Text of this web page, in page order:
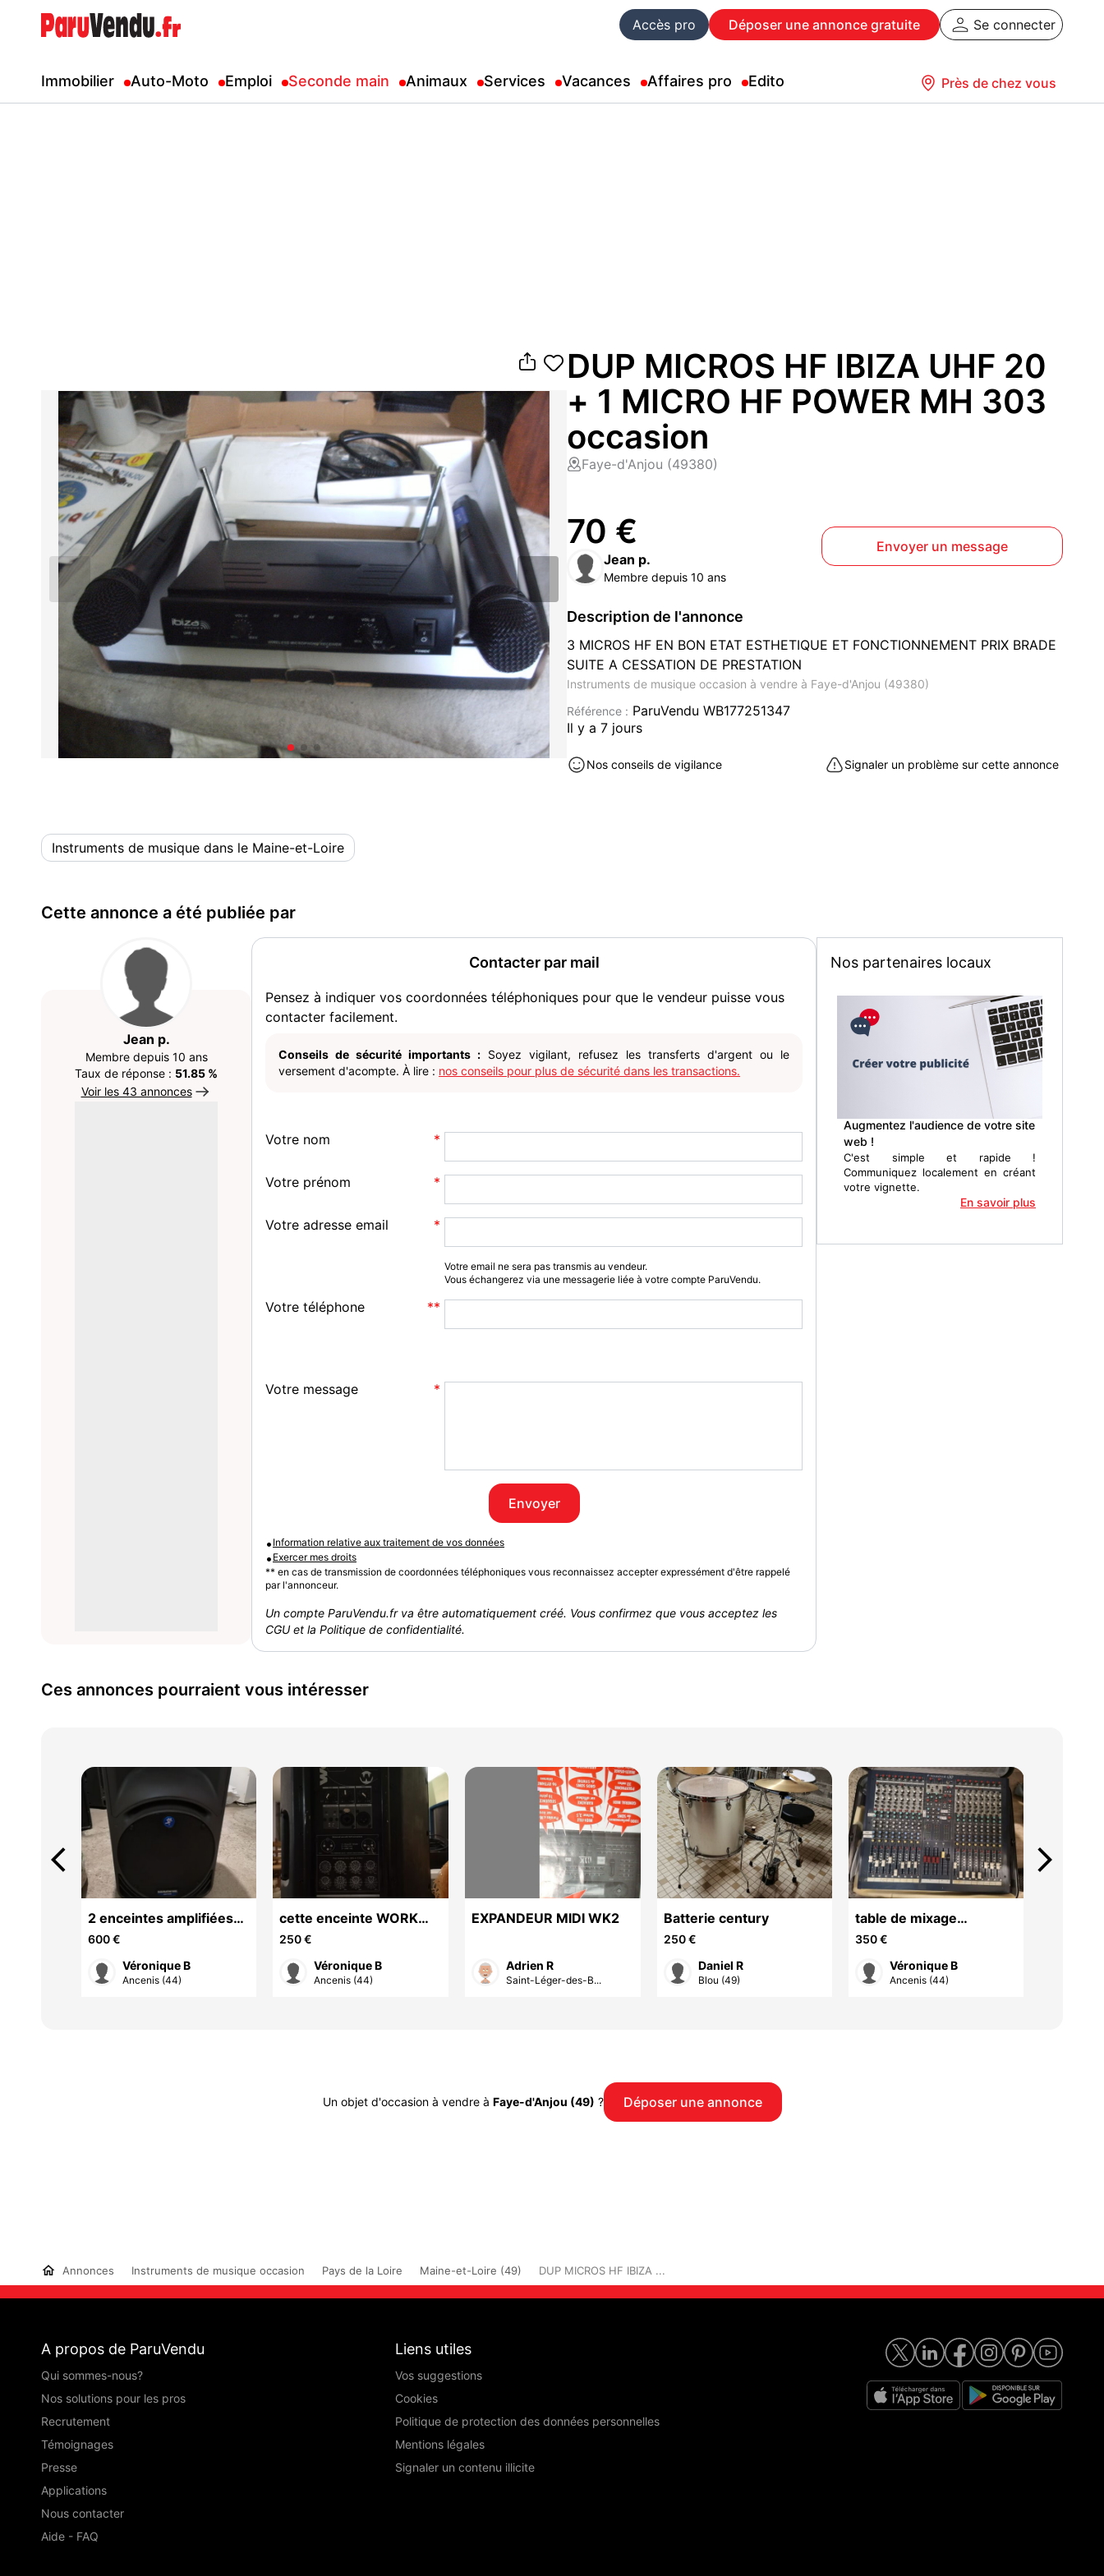
Accès pro Déposer une annonce gratuite Se connecter
Immobilier Auto-Moto Emploi Seconde main Animaux Services Vacances Affaires pro Edito Près de chez vous
DUP MICROS HF IBIZA UHF 20
+ 1 MICRO HF POWER MH 303
occasion
Faye-d'Anjou (49380)
70 €
Jean p.
Membre depuis 10 ans
Envoyer un message
Description de l'annonce
3 MICROS HF EN BON ETAT ESTHETIQUE ET FONCTIONNEMENT PRIX BRADE
SUITE A CESSATION DE PRESTATION
Instruments de musique occasion à vendre à Faye-d'Anjou (49380)
Référence : ParuVendu WB177251347
Il y a 7 jours
Nos conseils de vigilance Signaler un problème sur cette annonce
Instruments de musique dans le Maine-et-Loire
Cette annonce a été publiée par
Jean p.
Membre depuis 10 ans
Taux de réponse : 51.85 %
Voir les 43 annonces
Contacter par mail
Pensez à indiquer vos coordonnées téléphoniques pour que le vendeur puisse vous
contacter facilement.
Conseils de sécurité importants : Soyez vigilant, refusez les transferts d'argent ou le
versement d'acompte. À lire : nos conseils pour plus de sécurité dans les transactions.
Votre nom
Votre prénom
Votre adresse email
Votre email ne sera pas transmis au vendeur.
Vous échangerez via une messagerie liée à votre compte ParuVendu.
Votre téléphone
Votre message
Envoyer
• Information relative aux traitement de vos données
• Exercer mes droits
** en cas de transmission de coordonnées téléphoniques vous reconnaissez accepter expressément d'être rappelé
par l'annonceur.
Un compte ParuVendu.fr va être automatiquement créé. Vous confirmez que vous acceptez les
CGU et la Politique de confidentialité.
Nos partenaires locaux
Augmentez l'audience de votre site
web !
C'est simple et rapide !
Communiquez localement en créant
votre vignette.
En savoir plus
Ces annonces pourraient vous intéresser
2 enceintes amplifiées
Mackie SM 450 ( made
in Italie )
600 €
Véronique B
Ancenis (44)
cette enceinte WORK
300 watts + 100W aigu,
250 €
Véronique B
Ancenis (44)
EXPANDEUR MIDI WK2
Adrien R
Saint-Léger-des-B...
Batterie century
250 €
Daniel R
Blou (49)
table de mixage
350 €
Véronique B
Ancenis (44)
arrow_back_ios arrow_forward_ios
Un objet d'occasion à vendre à Faye-d'Anjou (49) ? Déposer une annonce
Annonces Instruments de musique occasion Pays de la Loire Maine-et-Loire (49) DUP MICROS HF IBIZA ...
A propos de ParuVendu
Qui sommes-nous?
Nos solutions pour les pros
Recrutement
Témoignages
Presse
Applications
Nous contacter
Aide - FAQ
Liens utiles
Vos suggestions
Cookies
Politique de protection des données personnelles
Mentions légales
Signaler un contenu illicite